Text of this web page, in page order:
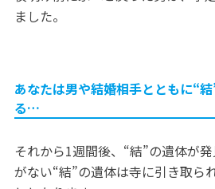
ました。
あなたは男や結婚相手とともに“
る…
それから1週間後、“結”の遺体が
がない“結”の遺体は寺に引き取ら